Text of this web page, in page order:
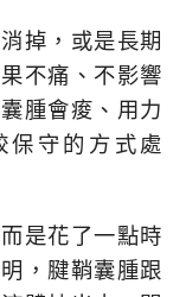
掉，或是長期
不痛、不影響
腫會痠、用力
保守的方式處
是花了一點時
，腱鞘囊腫跟